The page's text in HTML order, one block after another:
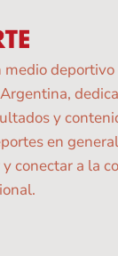
medio
y
en
conectar a la